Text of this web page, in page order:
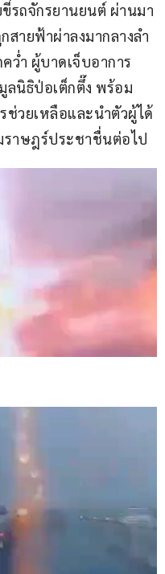
รถจักรยานยนต์ ผ่านมา
ายฟ้าผ่าลงมากลางลำ
ว่ำ ผู้บาดเจ็บอาการ
ลนิธิป่อเต็กตึ๊ง พร้อม
วยเหลือและนำตัวผู้ได้
ราษฎร์ประชาชื่นต่อไป